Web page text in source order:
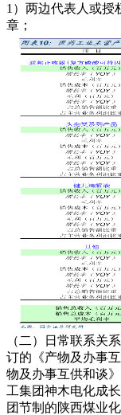
1）两边代表人或授
章；
（二）日常联系关
订的《产物及办事
物及办事互供和谈
工集团神木电化成
团节制的陕西煤业